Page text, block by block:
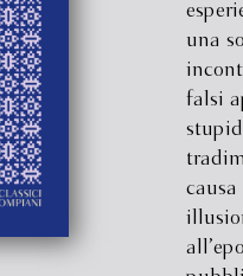
una
falsi